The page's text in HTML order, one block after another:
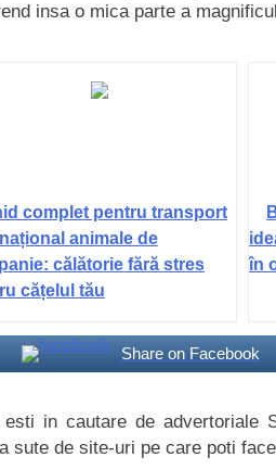
insa o mica parte a
complet pentru transport
animale de
călătorie fără stres
cățelul tău
în
Share on Facebook
esti in cautare de advertoriale
sute de site-uri pe care poti